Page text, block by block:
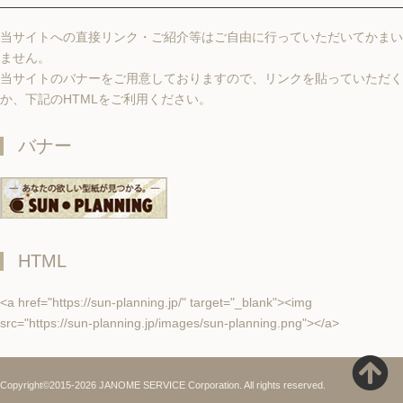
当サイトへの直接リンク・ご紹介等はご自由に行っていただいてかまい
ません。
当サイトのバナーをご用意しておりますので、リンクを貼っていただく
か、下記のHTMLをご利用ください。
バナー
HTML
<a href="https://sun-planning.jp/" target="_blank"><img
src="https://sun-planning.jp/images/sun-planning.png"></a>
Copyright©2015-2026 JANOME SERVICE Corporation. All rights reserved.